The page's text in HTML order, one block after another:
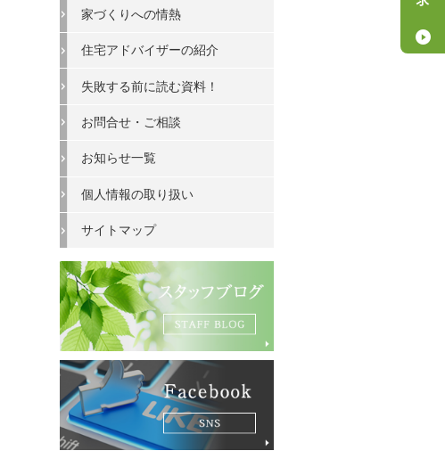
家づくりへの情熱
住宅アドバイザーの紹介
失敗する前に読む資料！
お問合せ・ご相談
お知らせ一覧
個人情報の取り扱い
サイトマップ